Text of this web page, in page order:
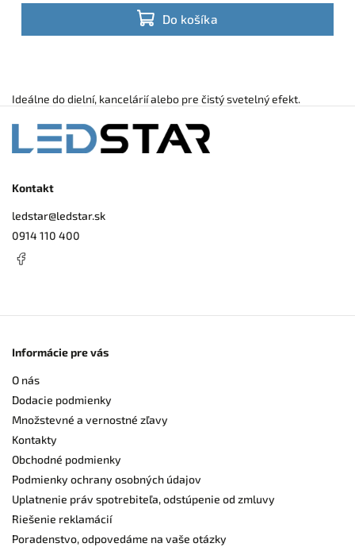
Do košíka
Ideálne do dielní, kancelárií alebo pre čistý svetelný efekt.
Kontakt
ledstar@ledstar.sk
0914 110 400
Informácie pre vás
O nás
Dodacie podmienky
Množstevné a vernostné zľavy
Kontakty
Obchodné podmienky
Podmienky ochrany osobných údajov
Uplatnenie práv spotrebiteľa, odstúpenie od zmluvy
Riešenie reklamácií
Poradenstvo, odpovedáme na vaše otázky